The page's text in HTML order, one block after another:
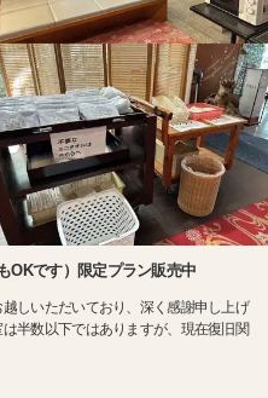
OKです）限定プラン販売中
しいただいており、深く感謝申し上げ
半数以下ではありますが、現在復旧関